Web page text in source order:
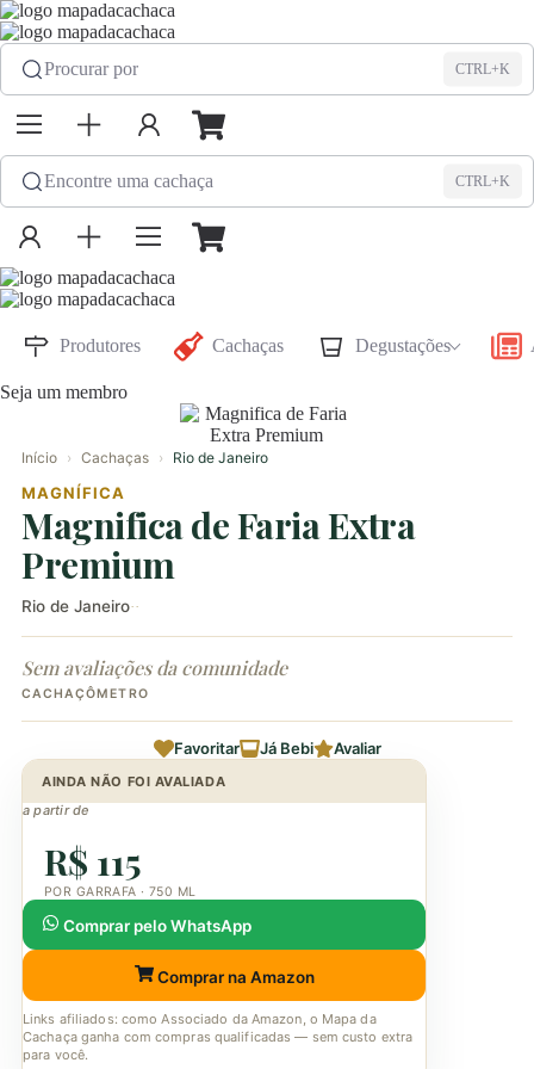
Procurar por CTRL+K
Encontre uma cachaça CTRL+K
Produtores Cachaças Degustações
Seja um membro
Início › Cachaças › Rio de Janeiro
MAGNÍFICA
Magnifica de Faria Extra
Premium
Rio de Janeiro··
Sem avaliações da comunidade
CACHAÇÔMETRO
Favoritar Já Bebi Avaliar
AINDA NÃO FOI AVALIADA
a partir de
R$ 115
POR GARRAFA · 750 ML
Comprar pelo WhatsApp
Comprar na Amazon
Links afiliados: como Associado da Amazon, o Mapa da
Cachaça ganha com compras qualificadas — sem custo extra
para você.